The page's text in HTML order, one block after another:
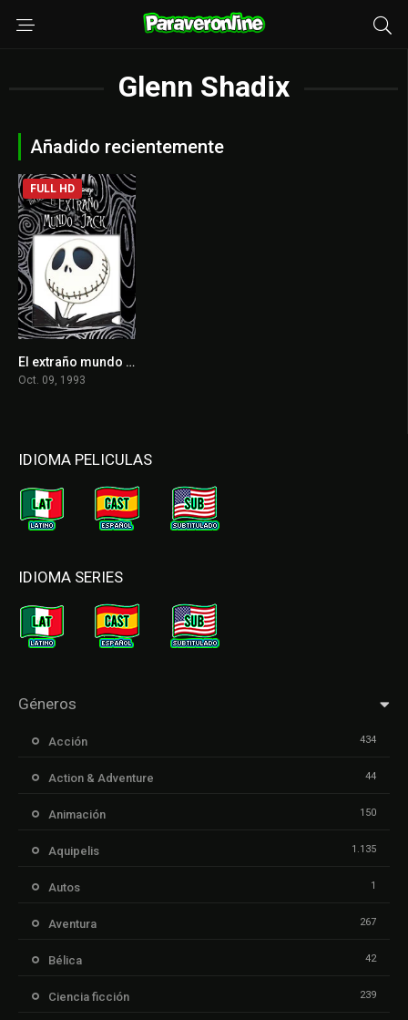
Glenn Shadix
Añadido recientemente
7.9
FULL HD
El extraño mundo de Jack
Oct. 09, 1993
IDIOMA PELICULAS
IDIOMA SERIES
Géneros
Acción 434
Action & Adventure 44
Animación 150
Aquipelis 1.135
Autos 1
Aventura 267
Bélica 42
Ciencia ficción 239